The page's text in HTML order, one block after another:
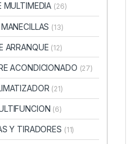
MULTIMEDIA (26)
(13)
ARRANQUE (12)
ACONDICIONADO (27)
(21)
(6)
Y TIRADORES (11)